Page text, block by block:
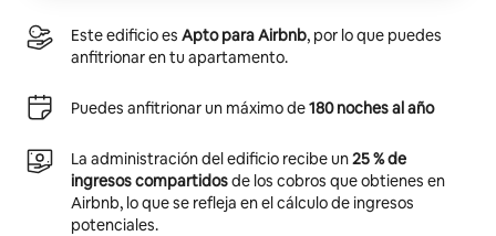
Este edificio es Apto para Airbnb, por lo que puedes
anfitrionar en tu apartamento.
Puedes anfitrionar un máximo de180 noches al año
La administración del edificio recibe un25 % de
ingresos compartidosde los cobros que obtienes en
Airbnb, lo que se refleja en el cálculo de ingresos
potenciales.